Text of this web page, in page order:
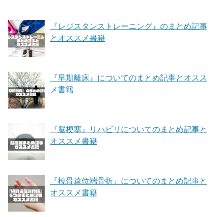
『レジスタンストレーニング』のまとめ記事
とオススメ書籍
『早期離床』についてのまとめ記事とオスス
メ書籍
『脳梗塞』リハビリについてのまとめ記事と
オススメ書籍
『橈骨遠位端骨折』についてのまとめ記事と
オススメ書籍